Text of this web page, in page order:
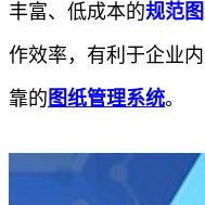
丰富、低成本的规范
作效率，有利于企业
靠的 图纸管理系统。